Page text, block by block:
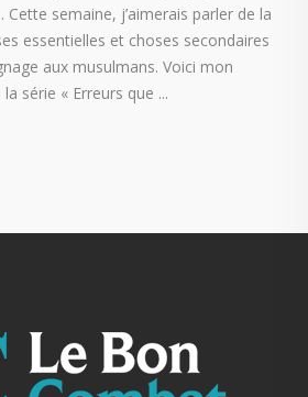
semaine, j’aimerais parler de la
essentielles et choses secondaires
aux musulmans. Voici mon
série « Erreurs que